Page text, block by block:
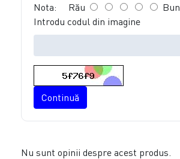
Nota: Rău
Bun
Introdu codul din imagine
Continuă
Nu sunt opinii despre acest produs.